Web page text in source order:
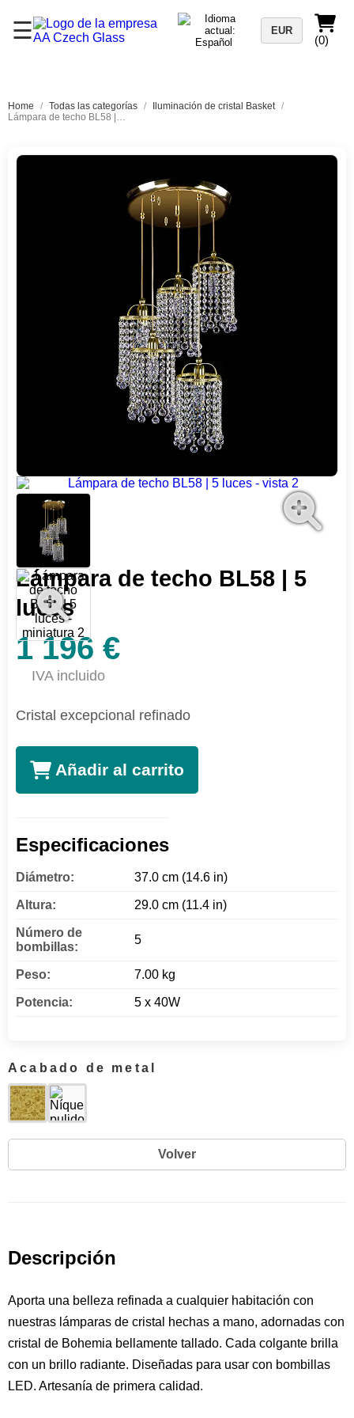
☰ EUR
(0)
Home / Todas las categorías / Iluminación de cristal Basket /
Lámpara de techo BL58 | 5 luces
Lámpara de techo BL58 | 5
luces
1 196 €
IVA incluido
Cristal excepcional refinado
Añadir al carrito
Especificaciones
Diámetro: 37.0 cm (14.6 in)
Altura: 29.0 cm (11.4 in)
Número de
bombillas:
5
Peso: 7.00 kg
Potencia: 5 x 40W
Acabado de metal
Volver
Descripción
Aporta una belleza refinada a cualquier habitación con
nuestras lámparas de cristal hechas a mano, adornadas con
cristal de Bohemia bellamente tallado. Cada colgante brilla
con un brillo radiante. Diseñadas para usar con bombillas
LED. Artesanía de primera calidad.